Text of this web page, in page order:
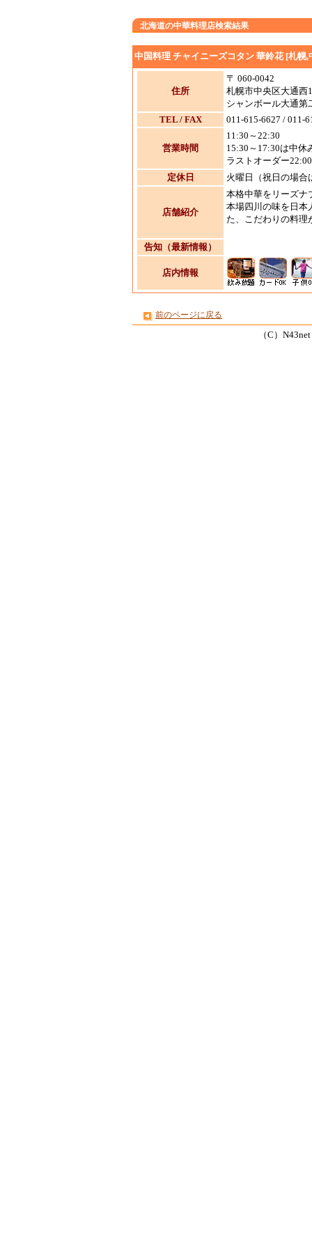
北海道の中華料理店検索結果
中国料理 チャイニーズコタン 華鈴花 [札幌
住所
〒 060-0042
札幌市中央区大通西
シャンボール大通第
TEL / FAX
011-615-6627 / 011-
営業時間
11:30～22:30
15:30～17:30は中休
ラストオーダー22:00
定休日
火曜日（祝日の場
店舗紹介
本格中華をリーズナ
本場四川の味を日本
た、こだわりの料理
告知（最新情報）
店内情報
前のページに戻る
（C）